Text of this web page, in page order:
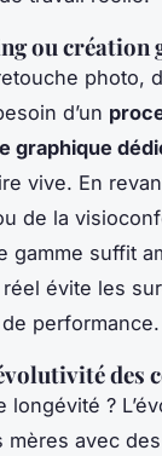
ou création
photo,
d’un
graphique
vive. En
de la
gamme suffit
évite les
performance.
des
?
mères avec des